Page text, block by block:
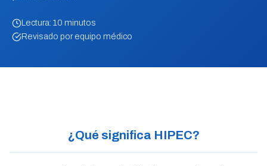
Lectura: 10 minutos
Revisado por equipo médico
¿Qué significa HIPEC?